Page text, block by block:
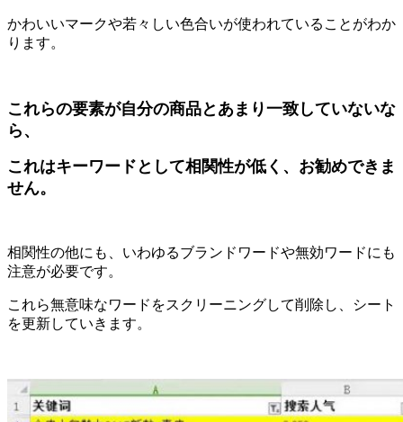
かわいいマークや若々しい色合いが使われていることがわか
ります。
これらの要素が自分の商品とあまり一致していないな
ら、
これはキーワードとして相関性が低く、お勧めできま
せん。
相関性の他にも、いわゆるブランドワードや無効ワードにも
注意が必要です。
これら無意味なワードをスクリーニングして削除し、シート
を更新していきます。